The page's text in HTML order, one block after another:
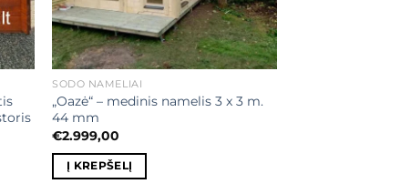
SODO NAMELIAI
„Oazė“ – medinis namelis 3 x 3 m.
44 mm
€2.999,00
Į KREPŠELĮ